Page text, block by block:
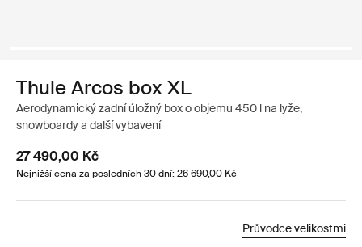
Thule Arcos box XL
Aerodynamický zadní úložný box o objemu 450 l na lyže,
snowboardy a další vybavení
27 490,00 Kč
Nejnižší cena za posledních 30 dní: 26 690,00 Kč
Průvodce velikostmi